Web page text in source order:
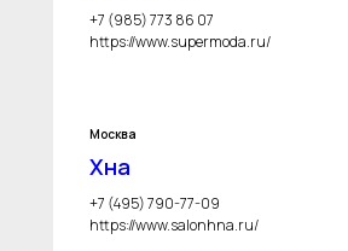
+7 (985) 773 86 07
https://www.supermoda.ru/
Москва
Хна
+7 (495) 790-77-09
https://www.salonhna.ru/